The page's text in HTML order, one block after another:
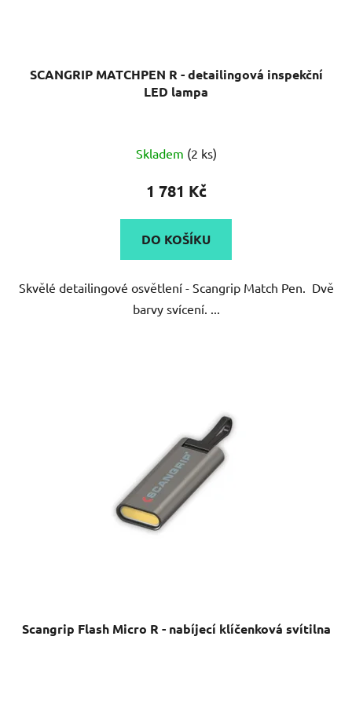
SCANGRIP MATCHPEN R - detailingová inspekční
LED lampa
Skladem (2 ks)
1 781 Kč
DO KOŠÍKU
Skvělé detailingové osvětlení - Scangrip Match Pen. Dvě
barvy svícení. ...
Scangrip Flash Micro R - nabíjecí klíčenková svítilna